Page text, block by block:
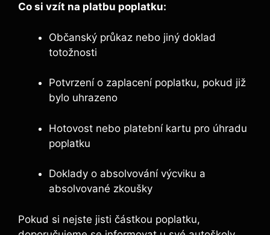
Co si vzít na platbu poplatku:
Občanský průkaz nebo jiný doklad
totožnosti
Potvrzení o zaplacení poplatku, pokud již
bylo uhrazeno
Hotovost nebo platební kartu pro úhradu
poplatku
Doklady o ⁣absolvování výcviku a
absolvované zkoušky
Pokud​ si nejste⁢ jisti částkou ⁣poplatku,‌